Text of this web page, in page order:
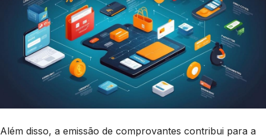
Além disso, a emissão de comprovantes contribui para a